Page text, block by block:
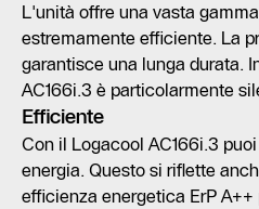
L'unità offre una vasta
estremamente efficiente. La
garantisce una lunga durata.
AC166i.3 è particolarmente
Efficiente
Con il Logacool AC166i.3
energia. Questo si riflette
efficienza energetica ErP